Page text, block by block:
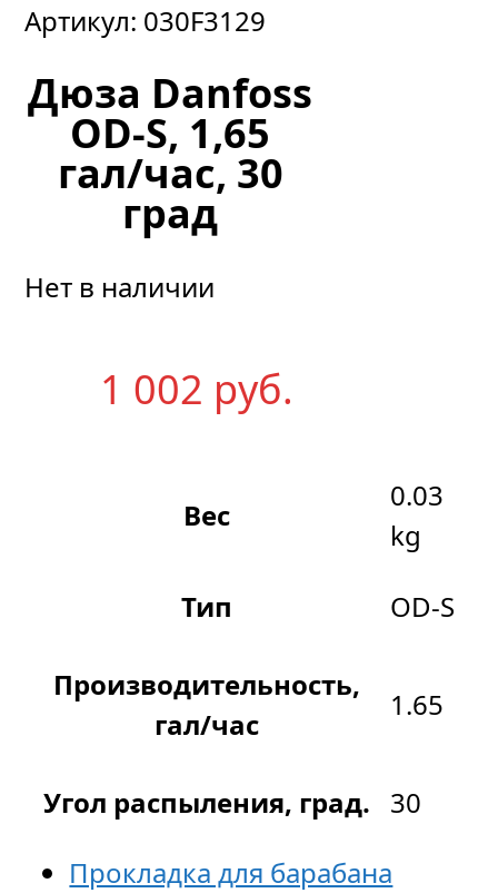
Артикул: 030F3129
Дюза Danfoss
OD-S, 1,65
гал/час, 30
град
Нет в наличии
1 002 руб.
Вес
0.03
kg
Тип
OD-S
Производительность,
гал/час
1.65
Угол распыления, град.
30
Прокладка для барабана